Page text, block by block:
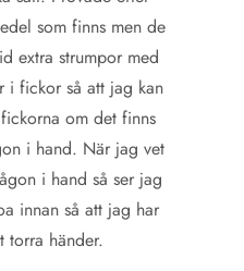
som finns men de
extra strumpor med
i fickor så att jag kan
om det finns
i hand. När jag vet
i hand så ser jag
innan så att jag har
torra händer.